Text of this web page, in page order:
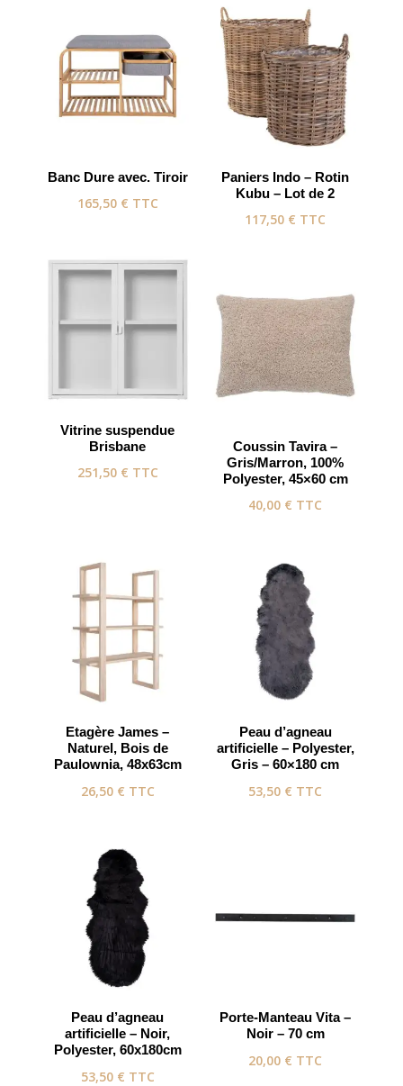
Banc Dure avec. Tiroir
165,50 € TTC
Paniers Indo – Rotin
Kubu – Lot de 2
117,50 € TTC
Vitrine suspendue
Brisbane
251,50 € TTC
Coussin Tavira –
Gris/Marron, 100%
Polyester, 45×60 cm
40,00 € TTC
Etagère James –
Naturel, Bois de
Paulownia, 48x63cm
26,50 € TTC
Peau d’agneau
artificielle – Polyester,
Gris – 60×180 cm
53,50 € TTC
Peau d’agneau
artificielle – Noir,
Polyester, 60x180cm
53,50 € TTC
Porte-Manteau Vita –
Noir – 70 cm
20,00 € TTC